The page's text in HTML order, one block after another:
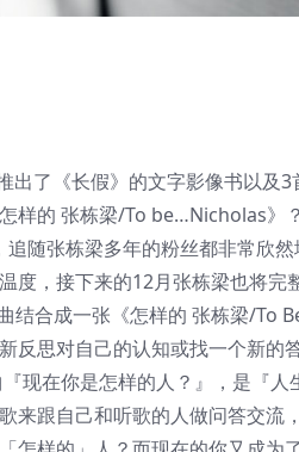
了《长假》的文字影像书以及
样的 张栋梁/To be…Nicholas》？
随张栋梁多年的粉丝都非常欣
度，接下来的12月张栋梁也将完
结合成一张《怎样的 张栋梁/To
反思对自己的认知或找一个新的
现在你是怎样的人？』，是『
来跟自己和听歌的人做问答交流